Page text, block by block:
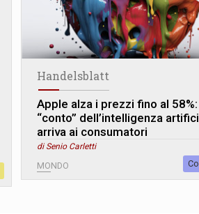
Handelsblatt
Apple alza i prezzi fino al
“conto” dell’intelligenza
arriva ai consumatori
di Senio Carletti
MONDO